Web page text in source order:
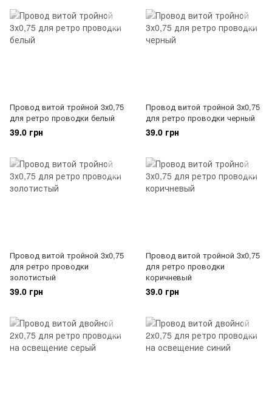
Провод витой тройной 3х0,75
для ретро проводки белый
39.0 грн
Провод витой тройной 3х0,75
для ретро проводки черный
39.0 грн
Провод витой тройной 3х0,75
для ретро проводки
золотистый
39.0 грн
Провод витой тройной 3х0,75
для ретро проводки
коричневый
39.0 грн